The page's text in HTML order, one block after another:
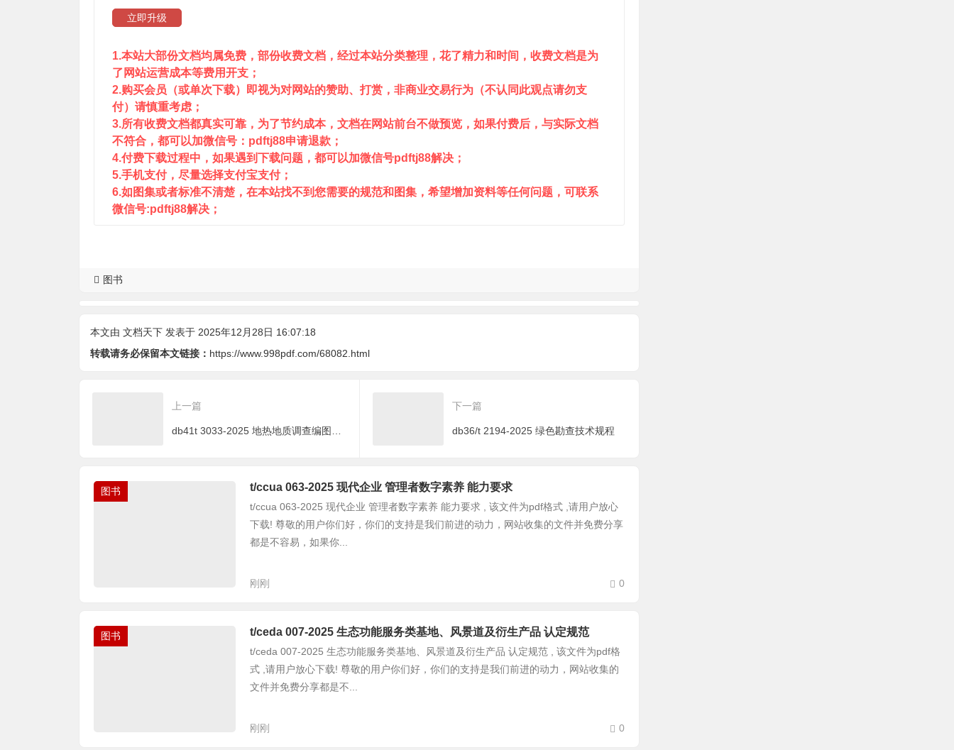
立即升级
1.本站大部份文档均属免费，部份收费文档，经过本站分类整理，花了精力和时间，收费文档是为
了网站运营成本等费用开支；
2.购买会员（或单次下载）即视为对网站的赞助、打赏，非商业交易行为（不认同此观点请勿支
付）请慎重考虑；
3.所有收费文档都真实可靠，为了节约成本，文档在网站前台不做预览，如果付费后，与实际文档
不符合，都可以加微信号：pdftj88申请退款；
4.付费下载过程中，如果遇到下载问题，都可以加微信号pdftj88解决；
5.手机支付，尽量选择支付宝支付；
6.如图集或者标准不清楚，在本站找不到您需要的规范和图集，希望增加资料等任何问题，可联系
微信号:pdftj88解决；
图书
本文由 文档天下 发表于 2025年12月28日 16:07:18
转载请务必保留本文链接： https://www.998pdf.com/68082.html
上一篇 下一篇
db36/t 2194-2025 绿色勘查技术规程
图书 t/ccua 063-2025 现代企业 管理者数字素养 能力要求
t/ccua 063-2025 现代企业 管理者数字素养 能力要求 , 该文件为pdf格式 ,请用户放心
下载! 尊敬的用户你们好，你们的支持是我们前进的动力，网站收集的文件并免费分享
都是不容易，如果你...
刚刚 0
图书 t/ceda 007-2025 生态功能服务类基地、风景道及衍生产品 认定规范
t/ceda 007-2025 生态功能服务类基地、风景道及衍生产品 认定规范 , 该文件为pdf格
式 ,请用户放心下载! 尊敬的用户你们好，你们的支持是我们前进的动力，网站收集的
文件并免费分享都是不...
刚刚 0